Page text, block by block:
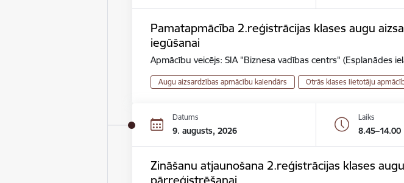
Pamatapmācība 2.reģistrācijas klases augu
iegūšanai
Apmācību veicējs: SIA "Biznesa vadības centrs" (Esplanādes
Augu aizsardzības apmācību kalendārs Otrās klases lietotāju
Datums
9. augusts, 2026
Laiks
8.45–14.00
Zināšanu atjaunošana 2.reģistrācijas klases
pārreģistrēšanai